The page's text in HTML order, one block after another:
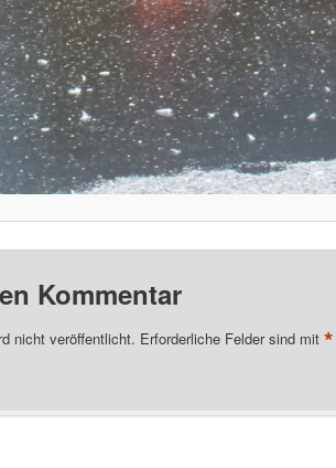
Kommentar
nicht veröffentlicht. Erforderliche Felder sind mit *